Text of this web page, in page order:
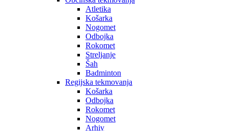
Atletika
Košarka
Nogomet
Odbojka
Rokomet
Streljanje
Šah
Badminton
Regijska tekmovanja
Košarka
Odbojka
Rokomet
Nogomet
Arhiv